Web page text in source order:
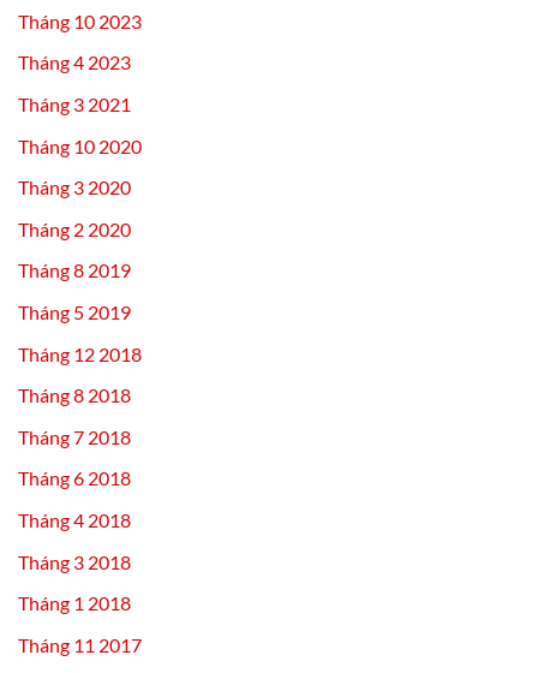
Tháng 10 2023
Tháng 4 2023
Tháng 3 2021
Tháng 10 2020
Tháng 3 2020
Tháng 2 2020
Tháng 8 2019
Tháng 5 2019
Tháng 12 2018
Tháng 8 2018
Tháng 7 2018
Tháng 6 2018
Tháng 4 2018
Tháng 3 2018
Tháng 1 2018
Tháng 11 2017